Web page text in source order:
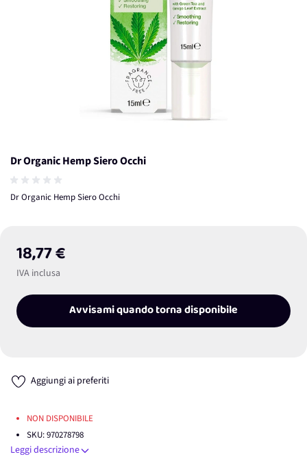
Dr Organic Hemp Siero Occhi
Dr Organic Hemp Siero Occhi
18,77 €
IVA inclusa
Avvisami quando torna disponibile
Aggiungi ai preferiti
NON DISPONIBILE
SKU:970278798
Leggi descrizione